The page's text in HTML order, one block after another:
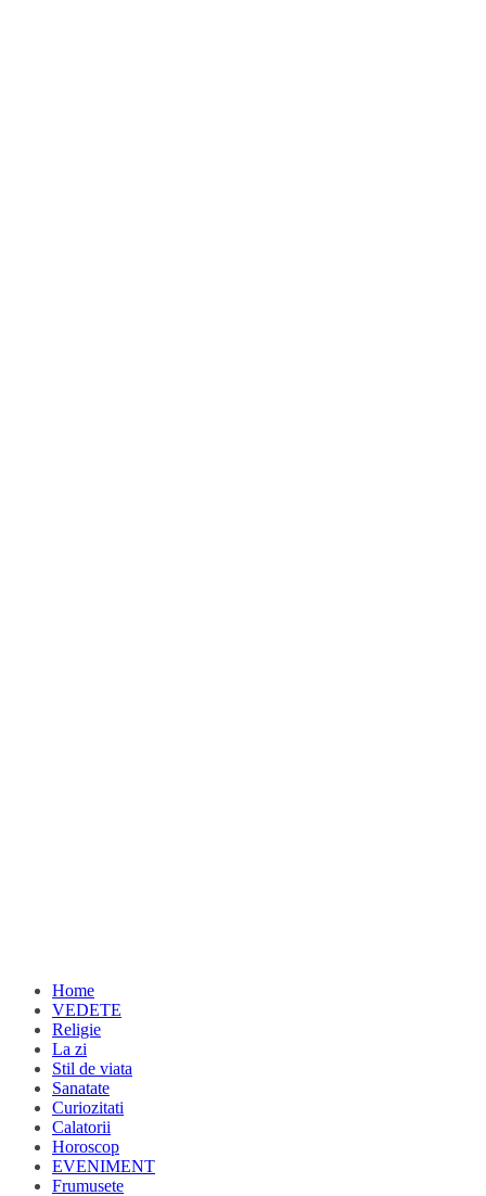
Home
VEDETE
Religie
La zi
Stil de viata
Sanatate
Curiozitati
Calatorii
Horoscop
EVENIMENT
Frumusete